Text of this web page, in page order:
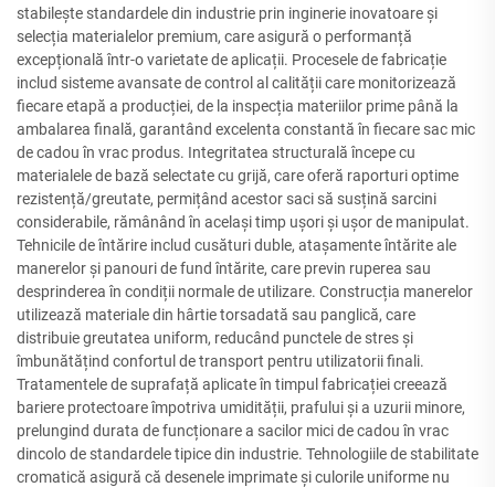
stabilește standardele din industrie prin inginerie inovatoare și
selecția materialelor premium, care asigură o performanță
excepțională într-o varietate de aplicații. Procesele de fabricație
includ sisteme avansate de control al calității care monitorizează
fiecare etapă a producției, de la inspecția materiilor prime până la
ambalarea finală, garantând excelenta constantă în fiecare sac mic
de cadou în vrac produs. Integritatea structurală începe cu
materialele de bază selectate cu grijă, care oferă raporturi optime
rezistență/greutate, permițând acestor saci să susțină sarcini
considerabile, rămânând în același timp ușori și ușor de manipulat.
Tehnicile de întărire includ cusături duble, atașamente întărite ale
manerelor și panouri de fund întărite, care previn ruperea sau
desprinderea în condiții normale de utilizare. Construcția manerelor
utilizează materiale din hârtie torsadată sau panglică, care
distribuie greutatea uniform, reducând punctele de stres și
îmbunătățind confortul de transport pentru utilizatorii finali.
Tratamentele de suprafață aplicate în timpul fabricației creează
bariere protectoare împotriva umidității, prafului și a uzurii minore,
prelungind durata de funcționare a sacilor mici de cadou în vrac
dincolo de standardele tipice din industrie. Tehnologiile de stabilitate
cromatică asigură că desenele imprimate și culorile uniforme nu